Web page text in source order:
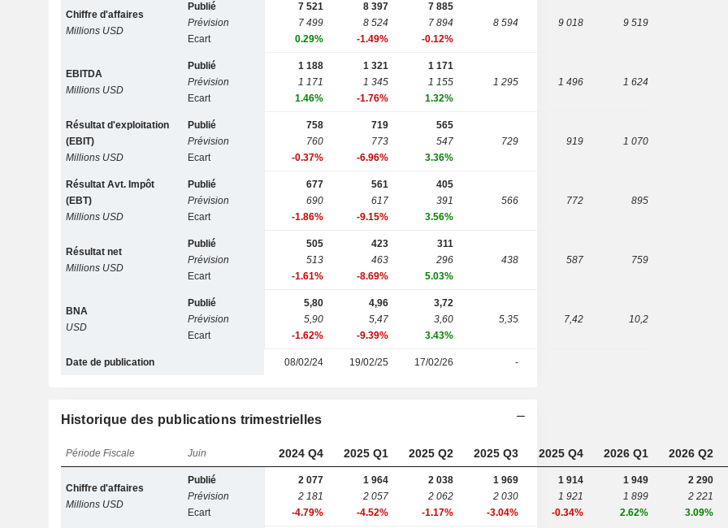
Chiffre d'affaires
Millions USD
Publié
Prévision
Ecart
7 521
7 499
0.29%
8 397
8 524
-1.49%
7 885
7 894
-0.12%
8 594 9 018 9 519
EBITDA
Millions USD
Publié
Prévision
Ecart
1 188
1 171
1.46%
1 321
1 345
-1.76%
1 171
1 155
1.32%
1 295 1 496 1 624
Résultat d'exploitation
(EBIT)
Millions USD
Publié
Prévision
Ecart
758
760
-0.37%
719
773
-6.96%
565
547
3.36%
729 919 1 070
Résultat Avt. Impôt
(EBT)
Millions USD
Publié
Prévision
Ecart
677
690
-1.86%
561
617
-9.15%
405
391
3.56%
566 772 895
Résultat net
Millions USD
Publié
Prévision
Ecart
505
513
-1.61%
423
463
-8.69%
311
296
5.03%
438 587 759
BNA
USD
Publié
Prévision
Ecart
5,80
5,90
-1.62%
4,96
5,47
-9.39%
3,72
3,60
3.43%
5,35 7,42 10,2
Date de publication 08/02/24 19/02/25 17/02/26 -
Historique des publications trimestrielles
Période Fiscale Juin 2024 Q4 2025 Q1 2025 Q2 2025 Q3 2025 Q4 2026 Q1 2026 Q2
Chiffre d'affaires
Millions USD
Publié
Prévision
Ecart
2 077
2 181
-4.79%
1 964
2 057
-4.52%
2 038
2 062
-1.17%
1 969
2 030
-3.04%
1 914
1 921
-0.34%
1 949
1 899
2.62%
2 290
2 221
3.09%